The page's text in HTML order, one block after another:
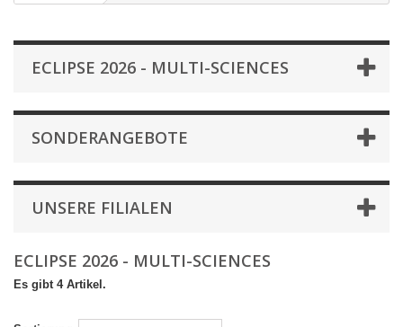
ECLIPSE 2026 - MULTI-SCIENCES
SONDERANGEBOTE
UNSERE FILIALEN
ECLIPSE 2026 - MULTI-SCIENCES
Es gibt 4 Artikel.